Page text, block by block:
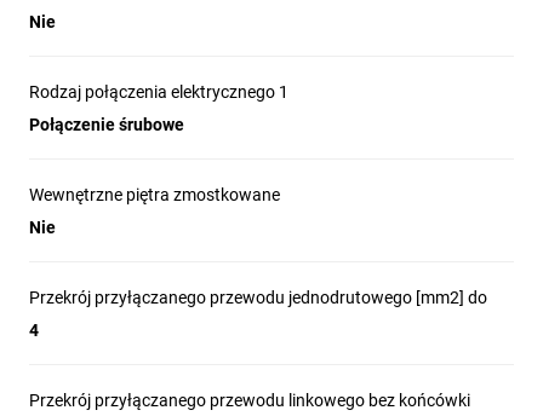
Nie
Rodzaj połączenia elektrycznego 1
Połączenie śrubowe
Wewnętrzne piętra zmostkowane
Nie
Przekrój przyłączanego przewodu jednodrutowego [mm2] do
4
Przekrój przyłączanego przewodu linkowego bez końcówki